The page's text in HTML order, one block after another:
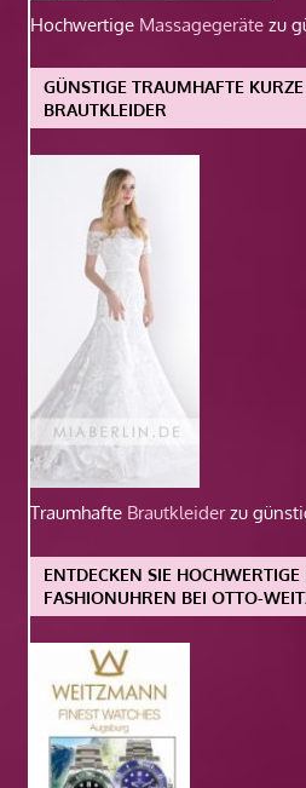
Hochwertige Massagegeräte zu
GÜNSTIGE TRAUMHAFTE
BRAUTKLEIDER
Traumhafte Brautkleiderzu
ENTDECKEN SIE
FASHIONUHREN BEI OTTO-